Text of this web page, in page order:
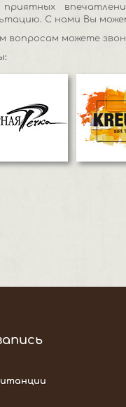
приятных
С нами Вы
вопросам можете